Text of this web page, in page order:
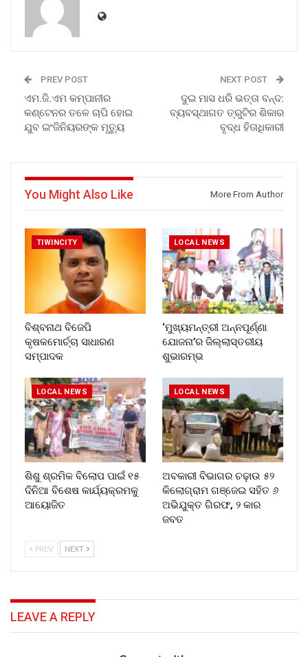
PREV POST
ଏମ.ଜି.ଏମ କମ୍ପାନୀର
କଣ୍ଟେନର ତଳେ ଚାପି ହୋଇ
ଯୁବ ଇଂଜିନିୟରଙ୍କ ମୃତ୍ୟୁ
NEXT POST
ଦୁଇ ମାସ ଧରି ଭତ୍ତା ବନ୍ଦ:
ବ୍ୟବସ୍ଥାଗତ ତ୍ରୁଟିର ଶିକାର
ବୃଦ୍ଧ ହିତାଧିକାରୀ
You Might Also Like More From Author
TIWINCITY
ବିଶ୍ବନାଥ ବିଜେପି
କୃଷକମୋର୍ଚ୍ଚା ସାଧାରଣ
ସମ୍ପାଦକ
LOCAL NEWS
‘ମୁଖ୍ୟମନ୍ତ୍ରୀ ଅନ୍ନପୂର୍ଣ୍ଣା
ଯୋଜନା’ର ଜିଲ୍ଲାସ୍ତରୀୟ
ଶୁଭାରମ୍ଭ
LOCAL NEWS
ଶିଶୁ ଶ୍ରମିକ ବିଲୋପ ପାଇଁ ୧୫
ଦିନିଆ ବିଶେଷ କାର୍ଯ୍ୟକ୍ରମକୁ
ଆୟୋଜିତ
LOCAL NEWS
ଅବକାରୀ ବିଭାଗର ଚଢ଼ାଉ ୫୨
କିଲୋଗ୍ରାମ ଗଞ୍ଜେଇ ସହିତ ୬
ଅଭିଯୁକ୍ତ ଗିରଫ, ୨ କାର
ଜବତ
PREV NEXT
LEAVE A REPLY